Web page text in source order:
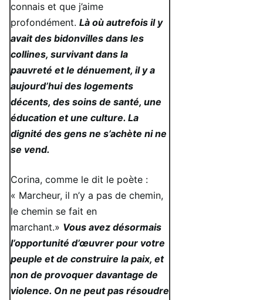
connais et que j’aime
profondément. Là où autrefois il y
avait des bidonvilles dans les
collines, survivant dans la
pauvreté et le dénuement, il y a
aujourd’hui des logements
décents, des soins de santé, une
éducation et une culture. La
dignité des gens ne s’achète ni ne
se vend.
Corina, comme le dit le poète :
« Marcheur, il n’y a pas de chemin,
le chemin se fait en
marchant.» Vous avez désormais
l’opportunité d’œuvrer pour votre
peuple et de construire la paix, et
non de provoquer davantage de
violence. On ne peut pas résoudre